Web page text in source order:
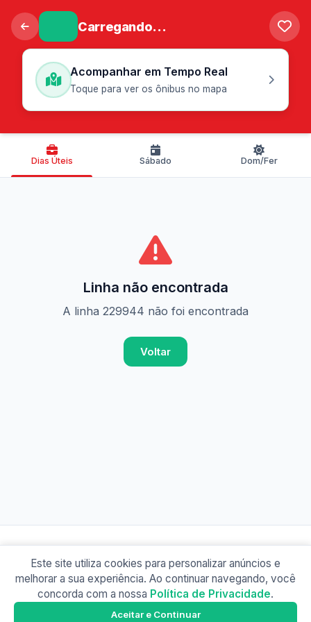
Carregando...
Acompanhar em Tempo Real
Toque para ver os ônibus no mapa
Dias Úteis Sábado Dom/Fer
Linha não encontrada
A linha 229944 não foi encontrada
Voltar
© 2026 Busão BR
Sobre Contato Política de Privacidade
Este site utiliza cookies para personalizar anúncios e
melhorar a sua experiência. Ao continuar navegando, você
concorda com a nossa Política de Privacidade.
Aceitar e Continuar